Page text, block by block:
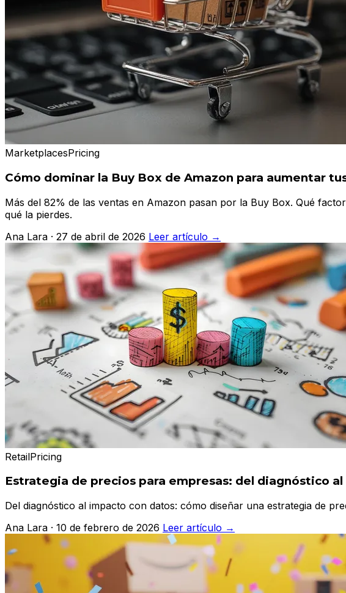
MarketplacesPricing
Cómo dominar la Buy Box de Amazon para aumentar
Más del 82% de las ventas en Amazon pasan por la Buy Box. Qué
qué la pierdes.
Ana Lara · 27 de abril de 2026 Leer artículo →
RetailPricing
Estrategia de precios para empresas: del diagnóstico
Del diagnóstico al impacto con datos: cómo diseñar una estrategia de
Ana Lara · 10 de febrero de 2026 Leer artículo →